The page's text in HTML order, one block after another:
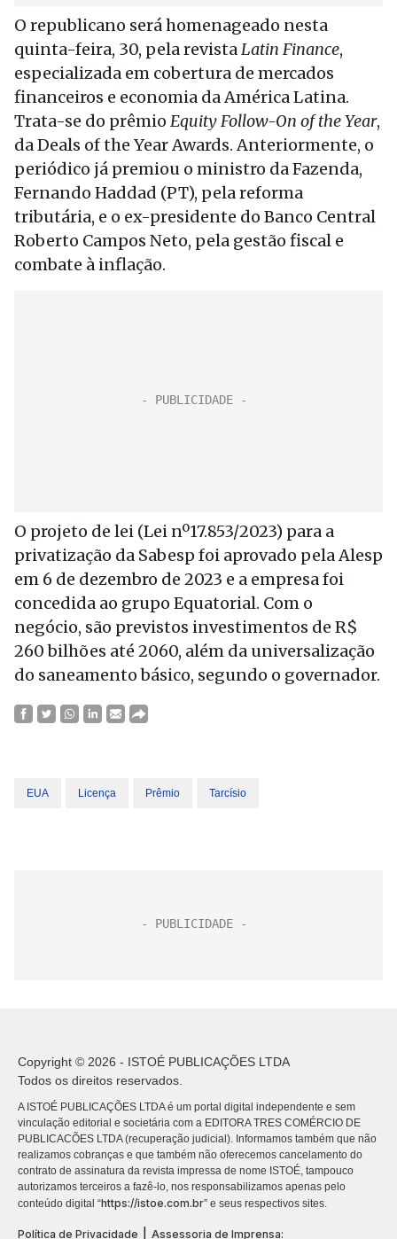
O republicano será homenageado nesta
quinta-feira, 30, pela revistaLatin Finance,
especializada em cobertura de mercados
financeiros e economia da América Latina.
Trata-se do prêmio Equity Follow-On of the Year,
da Deals of the Year Awards. Anteriormente, o
periódico já premiou o ministro da Fazenda,
Fernando Haddad (PT), pela reforma
tributária, e o ex-presidente do Banco Central
Roberto Campos Neto, pela gestão fiscal e
combate à inflação.
O projeto de lei (Lei nº17.853/2023) para a
privatização da Sabesp foi aprovado pela Alesp
em 6 de dezembro de 2023 e a empresa foi
concedida ao grupo Equatorial. Com o
negócio, são previstos investimentos de R$
260 bilhões até 2060, além da universalização
do saneamento básico, segundo o governador.
EUA Licença Prêmio Tarcísio
Copyright © 2026 - ISTOÉ PUBLICAÇÕES LTDA
Todos os direitos reservados.
A ISTOÉ PUBLICAÇÕES LTDA é um portal digital independente e sem
vinculação editorial e societária com a EDITORA TRES COMÉRCIO DE
PUBLICACÕES LTDA (recuperação judicial). Informamos também que não
realizamos cobranças e que também não oferecemos cancelamento do
contrato de assinatura da revista impressa de nome ISTOÉ, tampouco
autorizamos terceiros a fazê-lo, nos responsabilizamos apenas pelo
conteúdo digital “https://istoe.com.br” e seus respectivos sites.
Política de Privacidade Assessoria de Imprensa: